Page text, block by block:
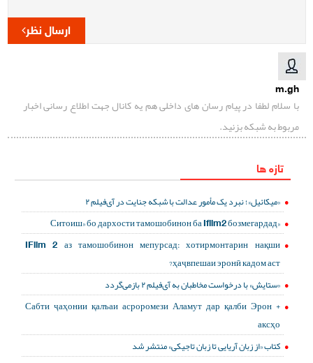
ارسال نظر
m.gh
با سلام لطفا در پیام رسان های داخلی هم یه کانال جهت اطلاع رسانی اخبار
مربوط به شبکه بزنید.
تازه ها
«میکائیل»؛ نبرد یک مأمور عدالت با شبکه جنایت در آی‌فیلم ۲
«Ситоиш» бо дархости тамошобинон ба Ifilm2 бозмегардад
IFilm 2 аз тамошобинон мепурсад: хотирмонтарин нақши
ҳаҷвпешаи эронӣ кадом аст?
«ستایش» با درخواست مخاطبان به آی‌فیلم ۲ بازمی‌گردد
Сабти ҷаҳонии қалъаи асроромези Аламут дар қалби Эрон +
аксҳо
کتاب «از زبان آریایی تا زبان تاجیکی» منتشر شد